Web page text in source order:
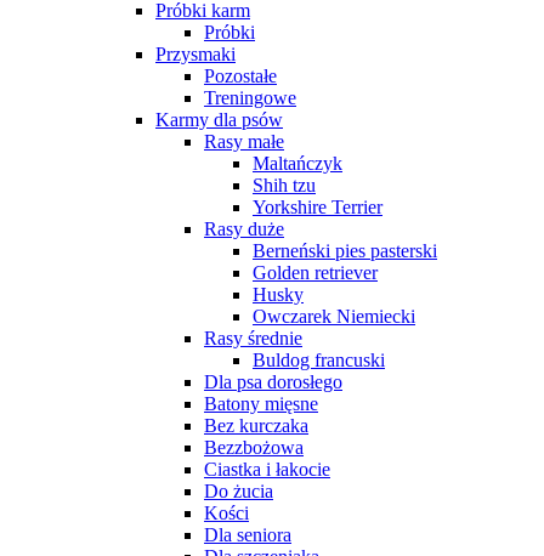
Próbki karm
Próbki
Przysmaki
Pozostałe
Treningowe
Karmy dla psów
Rasy małe
Maltańczyk
Shih tzu
Yorkshire Terrier
Rasy duże
Berneński pies pasterski
Golden retriever
Husky
Owczarek Niemiecki
Rasy średnie
Buldog francuski
Dla psa dorosłego
Batony mięsne
Bez kurczaka
Bezzbożowa
Ciastka i łakocie
Do żucia
Kości
Dla seniora